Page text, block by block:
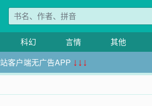
科幻 言情 其他
客户端无广告APP ↓↓↓